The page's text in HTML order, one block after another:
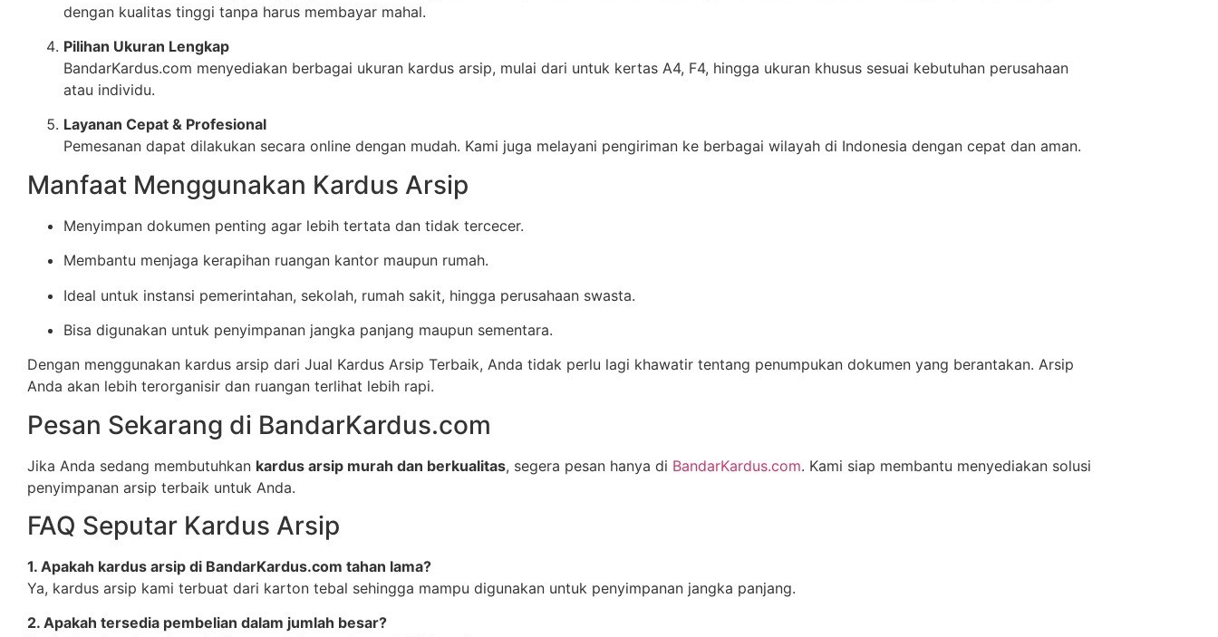
dengan kualitas tinggi tanpa harus membayar mahal.
Pilihan Ukuran Lengkap
BandarKardus.com menyediakan berbagai ukuran kardus arsip, mulai dari untuk kertas A4, F4, hingga ukuran khusus sesuai kebutuhan perusahaan
atau individu.
Layanan Cepat & Profesional
Pemesanan dapat dilakukan secara online dengan mudah. Kami juga melayani pengiriman ke berbagai wilayah di Indonesia dengan cepat dan aman.
Manfaat Menggunakan Kardus Arsip
Menyimpan dokumen penting agar lebih tertata dan tidak tercecer.
Membantu menjaga kerapihan ruangan kantor maupun rumah.
Ideal untuk instansi pemerintahan, sekolah, rumah sakit, hingga perusahaan swasta.
Bisa digunakan untuk penyimpanan jangka panjang maupun sementara.
Dengan menggunakan kardus arsip dari Jual Kardus Arsip Terbaik, Anda tidak perlu lagi khawatir tentang penumpukan dokumen yang berantakan. Arsip
Anda akan lebih terorganisir dan ruangan terlihat lebih rapi.
Pesan Sekarang di BandarKardus.com
Jika Anda sedang membutuhkan kardus arsip murah dan berkualitas, segera pesan hanya di BandarKardus.com. Kami siap membantu menyediakan solusi
penyimpanan arsip terbaik untuk Anda.
FAQ Seputar Kardus Arsip
1. Apakah kardus arsip di BandarKardus.com tahan lama?
Ya, kardus arsip kami terbuat dari karton tebal sehingga mampu digunakan untuk penyimpanan jangka panjang.
2. Apakah tersedia pembelian dalam jumlah besar?